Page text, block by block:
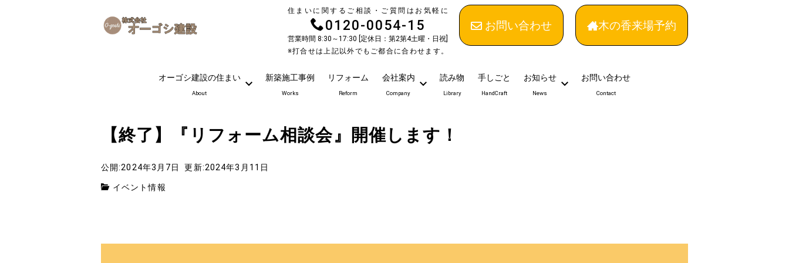
住まいに関するご相談・ご質問はお気軽に
0120-0054-15
営業時間 8:30～17:30 [定休日：第2第4土曜・日祝]
※打合せは上記以外でもご都合に合わせます。
お問い合わせ 木の香来場予約
オーゴシ建設の住まい
About
新築施工事例
Works
リフォーム
Reform
会社案内
Company
読み物
Library
手しごと
HandCraft
お知らせ
News
お問い合わせ
Contact
【終了】『リフォーム相談会』開催します！
公開:2024年3月7日
更新:2024年3月11日
イベント情報